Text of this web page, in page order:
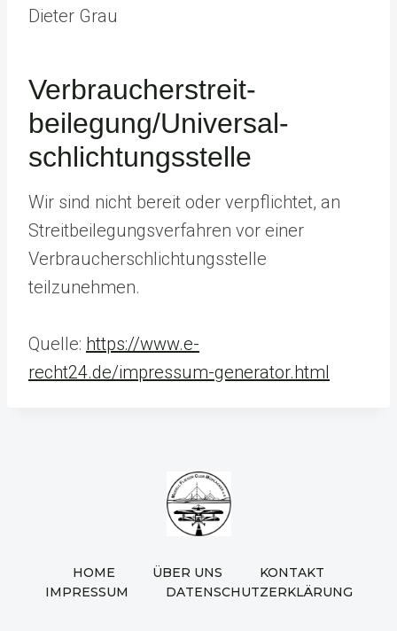
Dieter Grau
Verbraucher­streit­
beilegung/Universal­
schlichtungs­stelle
Wir sind nicht bereit oder verpflichtet, an
Streitbeilegungsverfahren vor einer
Verbraucherschlichtungsstelle
teilzunehmen.
Quelle: https://www.e-
recht24.de/impressum-generator.html
HOME ÜBER UNS
KONTAKT
IMPRESSUM
DATENSCHUTZERKLÄRUNG